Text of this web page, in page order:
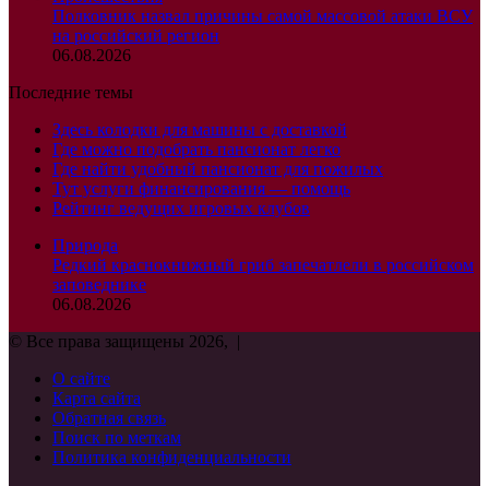
Полковник назвал причины самой массовой атаки ВСУ
на российский регион
06.08.2026
Последние темы
Здесь колодки для машины с доставкой
Где можно подобрать пансионат легко
Где найти удобный пансионат для пожилых
Тут услуги финансирования — помощь
Рейтинг ведущих игровых клубов
Природа
Редкий краснокнижный гриб запечатлели в российском
заповеднике
06.08.2026
© Все права защищены 2026, |
О сайте
Карта сайта
Обратная связь
Поиск по меткам
Политика конфиденциальности